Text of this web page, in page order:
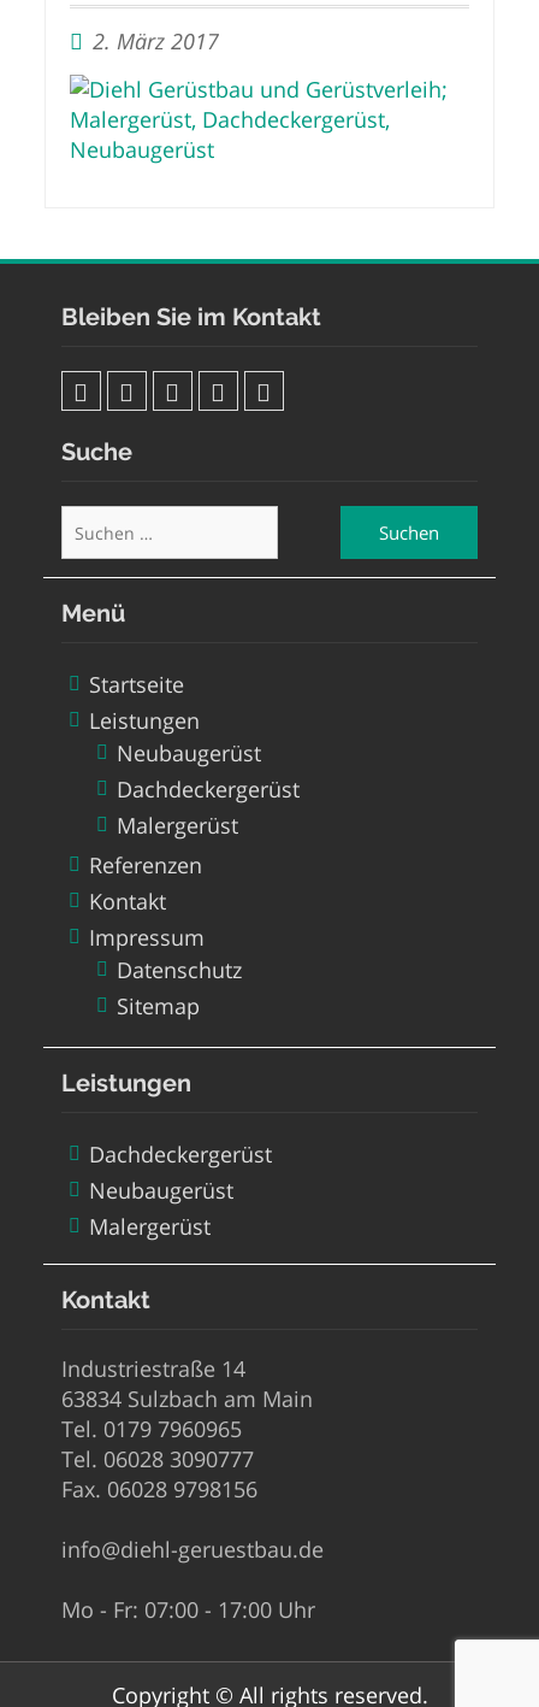
2. März 2017
Bleiben Sie im Kontakt
mail
Suche
Suchen
nach:
Menü
Startseite
Leistungen
Neubaugerüst
Dachdeckergerüst
Malergerüst
Referenzen
Kontakt
Impressum
Datenschutz
Sitemap
Leistungen
Dachdeckergerüst
Neubaugerüst
Malergerüst
Kontakt
Industriestraße 14
63834 Sulzbach am Main
Tel. 0179 7960965
Tel. 06028 3090777
Fax. 06028 9798156
info@diehl-geruestbau.de
Mo - Fr: 07:00 - 17:00 Uhr
Copyright © All rights reserved.